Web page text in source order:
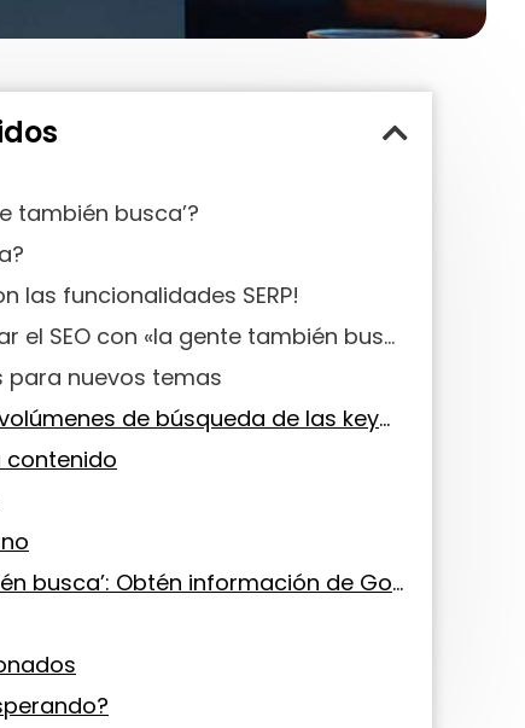
también busca’?
las funcionalidades SERP!
¿Cómo optimizar el SEO con «la gente también busca»?
para nuevos temas
Analiza los volúmenes de búsqueda de las keywords
contenido
‘La gente también busca’: Obtén información de Google